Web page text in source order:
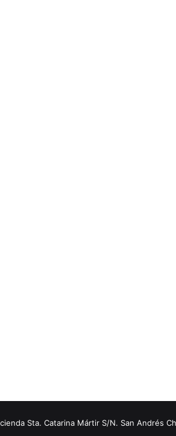
Sta. Catarina Mártir S/N. San Andrés